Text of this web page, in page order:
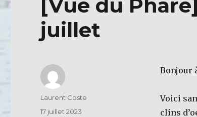
o
[Vue du
juillet
Bonjour
Voici
clins
Auteur
Laurent Coste
Publié
17 juillet 2023